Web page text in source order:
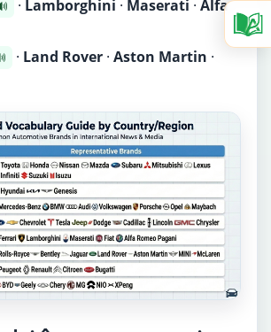
· Lamborghini · Maserati · Alfa
· Land Rover · Aston Martin ·